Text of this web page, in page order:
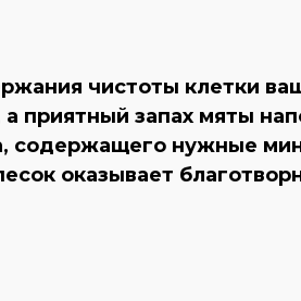
чистоты клетки
приятный запах мяты
содержащего нужные
оказывает